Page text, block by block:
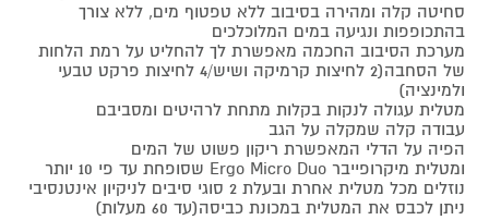
סחיטה קלה ומהירה בסיבוב ללא טפטוף מים, ללא צורך
בהתכופפות ונגיעה במים המלוכלכים
מערכת הסיבוב החכמה מאפשרת לך להחליט על רמת הלחות
של הסחבה(2 לחיצות קרמיקה ושיש/4 לחיצות פרקט טבעי
ולמינציה)
מטלית עגולה לנקות בקלות מתחת לרהיטים ומסביבם
עבודה קלה שמקלה על הגב
הפיה על הדלי המאפשרת ריקון פשוט של המים
ומטלית מיקרופייבר Ergo Micro Duo שסופחת עד פי 10 יותר
נוזלים מכל מטלית אחרת ובעלת 2 סוגי סיבים לניקיון אינטנסיבי
ניתן לכבס את המטלית במכונת כביסה(עד 60 מעלות)